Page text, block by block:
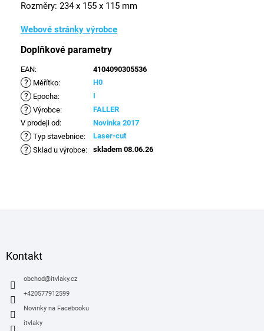
Rozměry: 234 x 155 x 115 mm
Webové stránky výrobce
Doplňkové parametry
EAN: 4104090305536
? Měřítko: H0
? Epocha: I
? Výrobce:
FALLER
V prodeji od: Novinka 2017
? Typ stavebnice: Laser-cut
? Sklad u výrobce: skladem 08.06.26
Kontakt
obchod@itvlaky.cz
+420577912599
Novinky na Facebooku
itvlaky